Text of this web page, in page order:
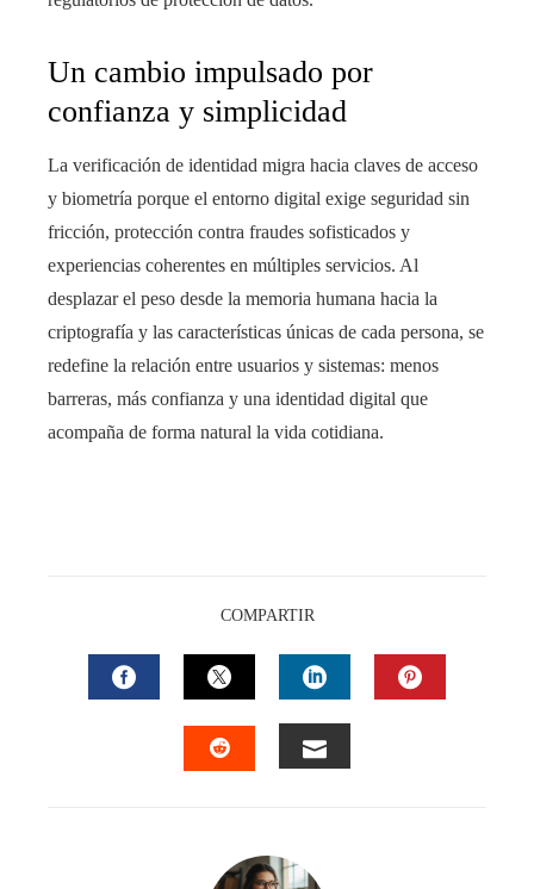
Un cambio impulsado por
confianza y simplicidad
La verificación de identidad migra hacia claves de acceso
y biometría porque el entorno digital exige seguridad sin
fricción, protección contra fraudes sofisticados y
experiencias coherentes en múltiples servicios. Al
desplazar el peso desde la memoria humana hacia la
criptografía y las características únicas de cada persona, se
redefine la relación entre usuarios y sistemas: menos
barreras, más confianza y una identidad digital que
acompaña de forma natural la vida cotidiana.
COMPARTIR
FACEBOOKTWITTERLINKEDIN